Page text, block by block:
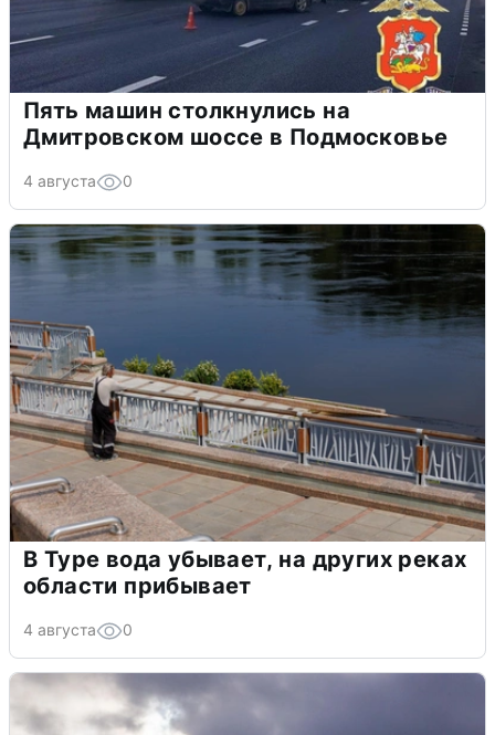
Пять машин столкнулись на
Дмитровском шоссе в Подмосковье
4 августа 0
В Туре вода убывает, на других реках
области прибывает
4 августа 0